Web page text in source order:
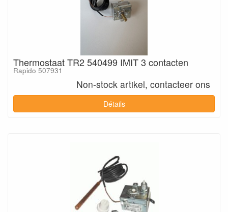
Thermostaat TR2 540499 IMIT 3 contacten
Rapido 507931
Non-stock artikel, contacteer ons
Détails